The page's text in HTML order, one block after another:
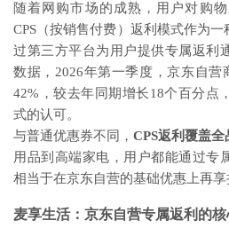
随着网购市场的成熟，用户对购
CPS（按销售付费）返利模式作为
过第三方平台为用户提供专属返利
数据，2026年第一季度，京东自营
42%，较去年同期增长18个百分点
式的认可。
与普通优惠券不同， CPS返利覆盖
用品到高端家电，用户都能通过专
相当于在京东自营的基础优惠上再享
麦享生活：京东自营专属返利的